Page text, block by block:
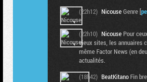
(22h12) NicouseGenre [
(22h10) Nicouse Pour
vieux sites, les annuaires
même Factor News (en
actualités.
(18h42) BeatKitano Fin